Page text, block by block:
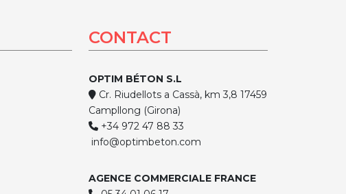
CONTACT
OPTIM BÉTON S.L
Cr. Riudellots a Cassà, km 3,8 17459
Campllong (Girona)
+34 972 47 88 33
info@optimbeton.com
AGENCE COMMERCIALE FRANCE